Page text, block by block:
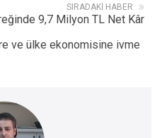
SIRADAKI HABER
9,7 Milyon TL Net Kâr
ve ülke ekonomisine ivme